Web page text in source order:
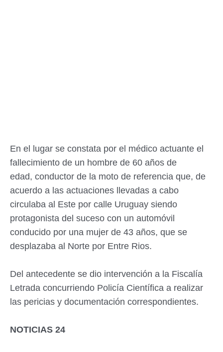
En el lugar se constata por el médico actuante el
fallecimiento de un hombre de 60 años de
edad, conductor de la moto de referencia que, de
acuerdo a las actuaciones llevadas a cabo
circulaba al Este por calle Uruguay siendo
protagonista del suceso con un automóvil
conducido por una mujer de 43 años, que se
desplazaba al Norte por Entre Rios.
Del antecedente se dio intervención a la Fiscalía
Letrada concurriendo Policía Científica a realizar
las pericias y documentación correspondientes.
NOTICIAS 24